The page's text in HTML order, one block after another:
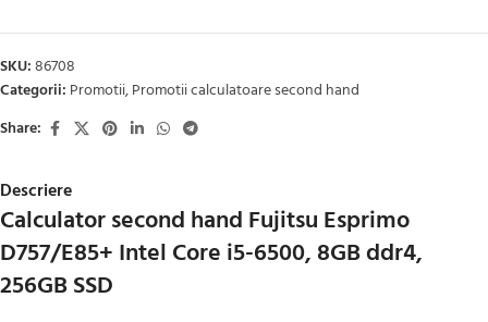
SKU:86708
Categorii: Promotii,Promotii calculatoare second hand
Share:
Descriere
Calculator second hand Fujitsu Esprimo
D757/E85+ Intel Core i5-6500, 8GB ddr4,
256GB SSD